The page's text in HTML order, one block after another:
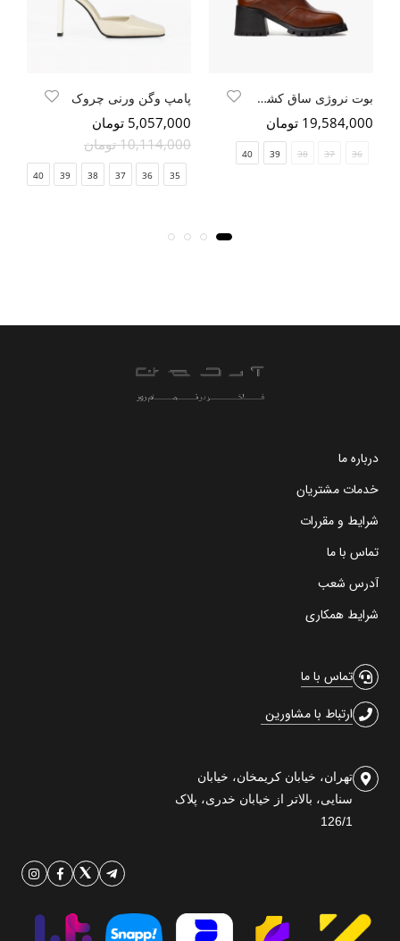
بوت نروژی ساق کشی زیپدار
19,584,000 تومان
36
37
38
39
40
پامپ وگن ورنی چروک
5,057,000 تومان
10,114,000 تومان
35
36
37
38
39
40
درباره ما
خدمات مشتریان
شرایط و مقررات
تماس با ما
آدرس شعب
شرایط همکاری
تماس با ما
ارتباط با مشاورین
تهران، خیابان کریمخان، خیابان
سنایی، بالاتر از خیابان خدری، پلاک
126/1